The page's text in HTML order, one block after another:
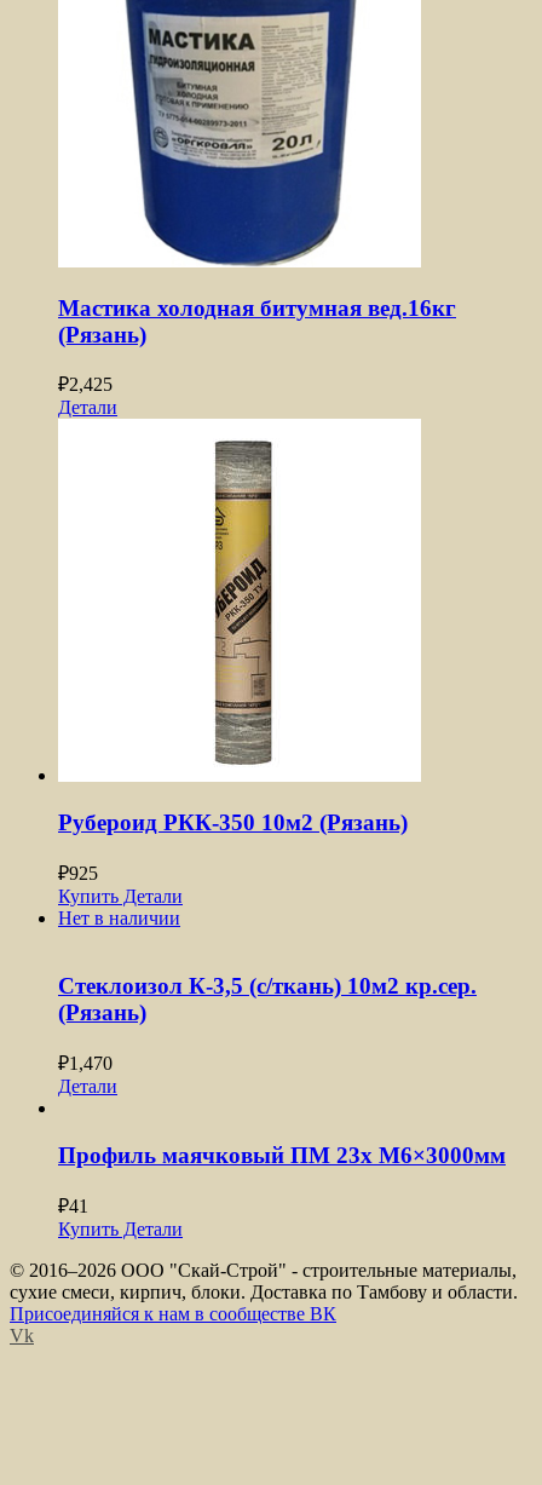
Мастика холодная битумная вед.16кг
(Рязань)
₽2,425
Детали
Рубероид РКК-350 10м2 (Рязань)
₽925
Купить Детали
Нет в наличии
Стеклоизол К-3,5 (с/ткань) 10м2 кр.сер.
(Рязань)
₽1,470
Детали
Профиль маячковый ПМ 23x М6×3000мм
₽41
Купить Детали
© 2016–2026 ООО "Скай-Строй" - строительные материалы,
сухие смеси, кирпич, блоки. Доставка по Тамбову и области.
Присоединяйся к нам в сообществе ВК
Vk